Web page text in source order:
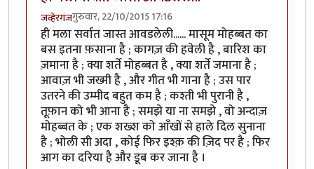
जव्हेरगंजगुरुवार, 22/10/2015 17:16
ही मला सर्वात जास्त आवडलेली...... मासूम मोहब्बत का
बस इतना फ़साना है ; कागज़ की हवेली है , बारिश का
ज़माना है ; क्या शर्ते मोहब्बत है , क्या शर्ते जमाना है ;
आवाज़ भी जख्मी है , और गीत भी गाना है ; उस पार
उतरने की उम्मीद बहुत कम है ; कश्ती भी पुरानी है ,
तूफ़ान को भी आना है ; समझे या ना समझे , वो अन्दाज़
मोहब्बत के ; एक शख्श को आँखों से हाले दिल सुनाना
है ; भोली सी अदा , कोई फिर इश्क़ की ज़िद पर है ; फिर
आग का दरिया है और डूब कर जाना है ।